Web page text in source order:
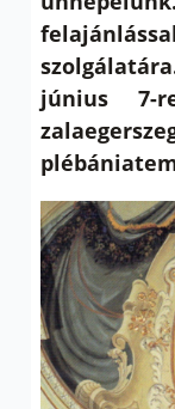
június 7-